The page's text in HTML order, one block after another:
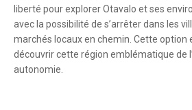
liberté pour explorer Otavalo et ses
avec la possibilité de s’arrêter dans les
marchés locaux en chemin. Cette option
découvrir cette région emblématique de
autonomie.